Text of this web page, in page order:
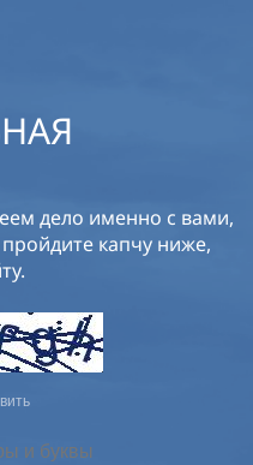
дело именно с вами,
капчу ниже,